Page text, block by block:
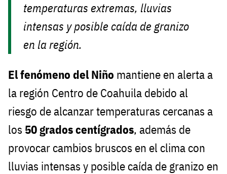
temperaturas extremas, lluvias
intensas y posible caída de granizo
en la región.
El fenómeno del Niño mantiene en alerta a
la región Centro de Coahuila debido al
riesgo de alcanzar temperaturas cercanas a
los 50 grados centígrados, además de
provocar cambios bruscos en el clima con
lluvias intensas y posible caída de granizo en